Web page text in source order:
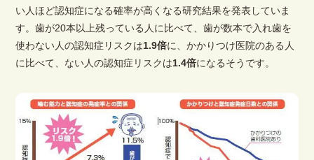
い人ほど認知症になる確率が高くなる研究結果を発表していま
す。歯が20本以上残っている人に比べて、歯が数本で入れ歯を
使わない人の認知症リスクは1.9倍に、かかりつけ医院のある人
に比べて、ない人の認知症リスクは1.4倍になるそうです。